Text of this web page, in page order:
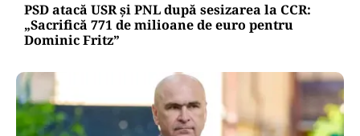
PSD atacă USR și PNL după sesizarea la CCR:
„Sacrifică 771 de milioane de euro pentru
Dominic Fritz”